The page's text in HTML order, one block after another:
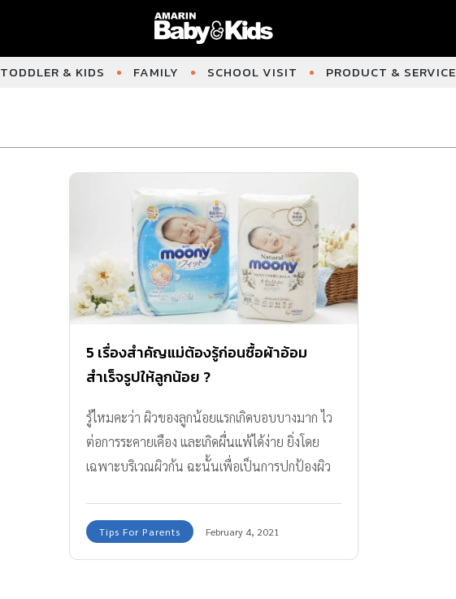
TODDLER & KIDS FAMILY SCHOOL VISIT PRODUCT & SERVICE
5 เรื่องสำคัญแม่ต้องรู้ก่อนซื้อผ้าอ้อม
สำเร็จรูปให้ลูกน้อย ?
รู้ไหมคะว่า ผิวของลูกน้อยแรกเกิดบอบบางมาก ไว
ต่อการระคายเคือง และเกิดผื่นแพ้ได้ง่าย ยิ่งโดย
เฉพาะบริเวณผิวก้น ฉะนั้นเพื่อเป็นการปกป้องผิว
ค่ะTips For Parents February 4, 2021